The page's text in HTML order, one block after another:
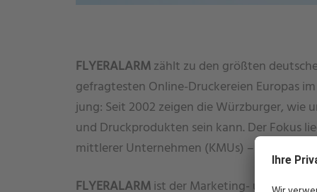
FLYERALARMzählt zu den größten
gefragtesten Online-Druckereien Europas
jung: Seit 2002 zeigen die Würzburger,
und Druckprodukten sein kann. Der Fokus
mittlerer Unternehmen (KMUs) – bezahlbar,
FLYERALARMist der Marketing- und